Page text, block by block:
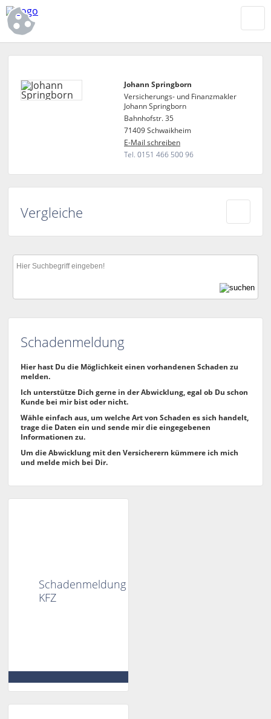
Johann Springborn
Versicherungs- und Finanzmakler
Johann Springborn
Bahnhofstr. 35
71409 Schwaikheim
E-Mail schreiben
Tel. 0151 466 500 96
Vergleiche
Schadenmeldung
Hier hast Du die Möglichkeit einen vorhandenen Schaden zu
melden.
Ich unterstütze Dich gerne in der Abwicklung, egal ob Du schon
Kunde bei mir bist oder nicht.
Wähle einfach aus, um welche Art von Schaden es sich handelt,
trage die Daten ein und sende mir die eingegebenen
Informationen zu.
Um die Abwicklung mit den Versicherern kümmere ich mich
und melde mich bei Dir.
Schadenmeldung
KFZ